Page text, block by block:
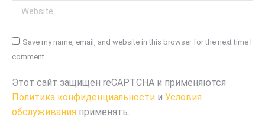
Website
Save my name, email, and website in this browser for the next time I
comment.
Этот сайт защищен reCAPTCHA и применяются
Политика конфиденциальности и Условия
обслуживания применять.